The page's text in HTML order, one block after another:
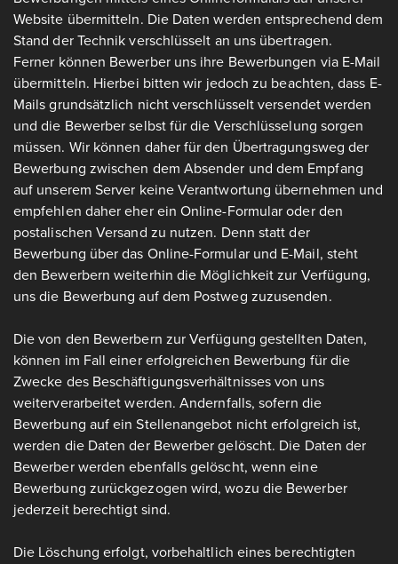
Website übermitteln. Die Daten werden entsprechend dem
Stand der Technik verschlüsselt an uns übertragen.
Ferner können Bewerber uns ihre Bewerbungen via E-Mail
übermitteln. Hierbei bitten wir jedoch zu beachten, dass E-
Mails grundsätzlich nicht verschlüsselt versendet werden
und die Bewerber selbst für die Verschlüsselung sorgen
müssen. Wir können daher für den Übertragungsweg der
Bewerbung zwischen dem Absender und dem Empfang
auf unserem Server keine Verantwortung übernehmen und
empfehlen daher eher ein Online-Formular oder den
postalischen Versand zu nutzen. Denn statt der
Bewerbung über das Online-Formular und E-Mail, steht
den Bewerbern weiterhin die Möglichkeit zur Verfügung,
uns die Bewerbung auf dem Postweg zuzusenden.
Die von den Bewerbern zur Verfügung gestellten Daten,
können im Fall einer erfolgreichen Bewerbung für die
Zwecke des Beschäftigungsverhältnisses von uns
weiterverarbeitet werden. Andernfalls, sofern die
Bewerbung auf ein Stellenangebot nicht erfolgreich ist,
werden die Daten der Bewerber gelöscht. Die Daten der
Bewerber werden ebenfalls gelöscht, wenn eine
Bewerbung zurückgezogen wird, wozu die Bewerber
jederzeit berechtigt sind.
Die Löschung erfolgt, vorbehaltlich eines berechtigten